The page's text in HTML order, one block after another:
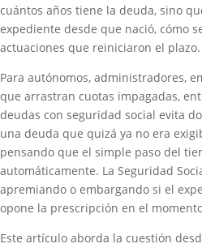
cuántos años tiene la deuda, sino
expediente desde que nació, cómo
actuaciones que reiniciaron el plazo.
Para autónomos, administradores,
que arrastran cuotas impagadas,
deudas con seguridad social evita
una deuda que quizá ya no era
pensando que el simple paso del
automáticamente. La Seguridad
apremiando o embargando si el
opone la prescripción en el
Este artículo aborda la cuestión